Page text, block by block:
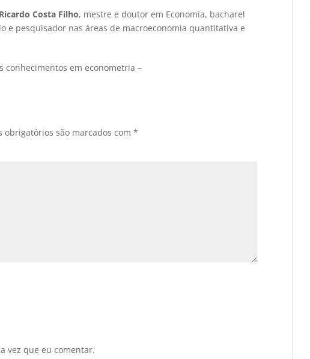
Costa Filho, mestre e doutor em Economia, bacharel
e pesquisador nas áreas de macroeconomia quantitativa e
em econometria –
obrigatórios são marcados com*
vez que eu comentar.